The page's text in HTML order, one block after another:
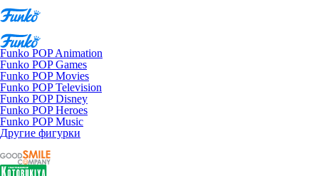
Funko POP Animation
Funko POP Games
Funko POP Movies
Funko POP Television
Funko POP Disney
Funko POP Heroes
Funko POP Music
Другие фигурки